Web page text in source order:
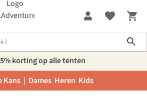
korting op alle tenten
Kans | Dames Heren Kids